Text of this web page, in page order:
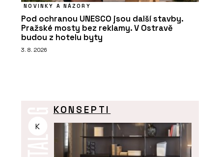
NOVINKY A NÁZORY
Pod ochranou UNESCO jsou další stavby.
Pražské mosty bez reklamy. V Ostravě
budou z hotelu byty
3. 8. 2026
K
KONSEPTI